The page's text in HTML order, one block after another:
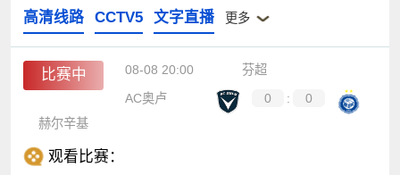
高清线路
CCTV5 文字直播 更多
比赛中 08-08 20:00
芬超
AC奥卢
0 :
0
赫尔辛基
观看比赛：